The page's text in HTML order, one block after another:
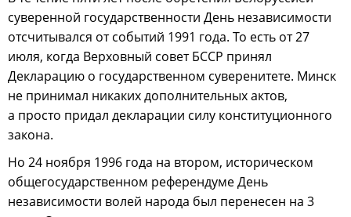
суверенной государственности День независимости
отсчитывался от событий 1991 года. То есть от 27
июля, когда Верховный совет БССР принял
Декларацию о государственном суверенитете. Минск
не принимал никаких дополнительных актов,
а просто придал декларации силу конституционного
закона.
Но 24 ноября 1996 года на втором, историческом
общегосударственном референдуме День
независимости волей народа был перенесен на 3